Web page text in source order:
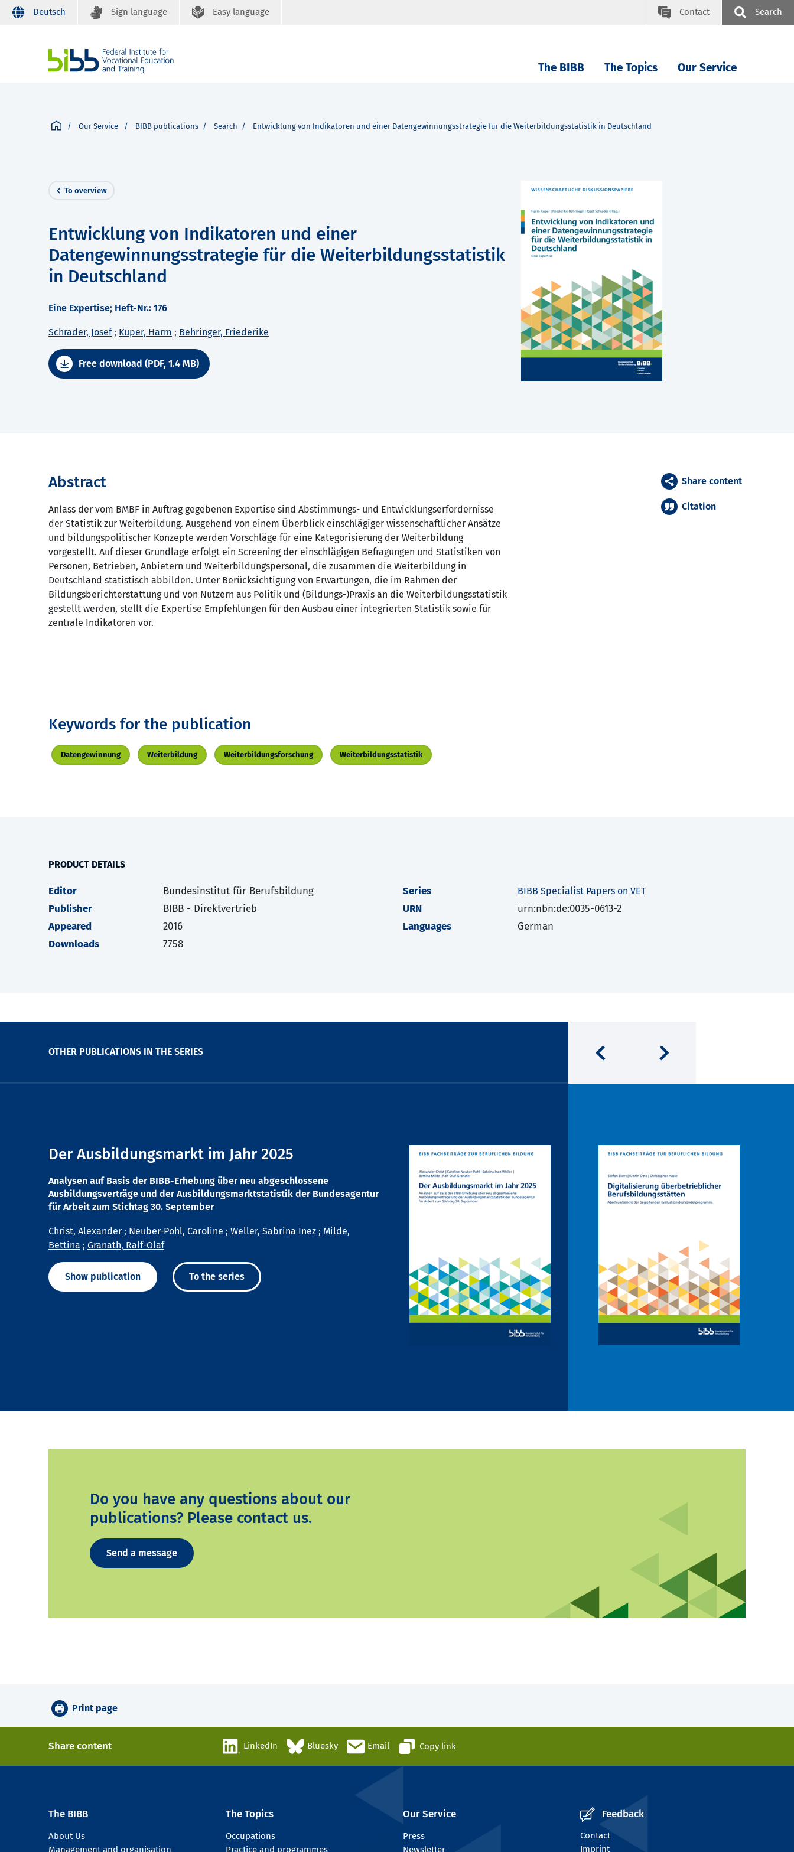
Deutsch Sign language Easy language Contact Search
The BIBB The Topics Our Service
Our Service BIBB publications Search Entwicklung von Indikatoren und einer Datengewinnungsstrategie für die Weiterbildungsstatistik in Deutschland
To overview
Entwicklung von Indikatoren und einer
Datengewinnungsstrategie für die Weiterbildungsstatistik
in Deutschland
Eine Expertise; Heft-Nr.: 176
Schrader, Josef; Kuper, Harm ; Behringer, Friederike
Free download (PDF, 1.4 MB)
Abstract
Anlass der vom BMBF in Auftrag gegebenen Expertise sind Abstimmungs- und Entwicklungserfordernisse
der Statistik zur Weiterbildung. Ausgehend von einem Überblick einschlägiger wissenschaftlicher Ansätze
und bildungspolitischer Konzepte werden Vorschläge für eine Kategorisierung der Weiterbildung
vorgestellt. Auf dieser Grundlage erfolgt ein Screening der einschlägigen Befragungen und Statistiken von
Personen, Betrieben, Anbietern und Weiterbildungspersonal, die zusammen die Weiterbildung in
Deutschland statistisch abbilden. Unter Berücksichtigung von Erwartungen, die im Rahmen der
Bildungsberichterstattung und von Nutzern aus Politik und (Bildungs-)Praxis an die Weiterbildungsstatistik
gestellt werden, stellt die Expertise Empfehlungen für den Ausbau einer integrierten Statistik sowie für
zentrale Indikatoren vor.
Share content
Citation
Keywords for the publication
Datengewinnung Weiterbildung Weiterbildungsforschung Weiterbildungsstatistik
PRODUCT DETAILS
Editor
Bundesinstitut für Berufsbildung
Publisher
BIBB - Direktvertrieb
Appeared
2016
Downloads
7758
Series BIBB Specialist Papers on VET
URN
urn:nbn:de:0035-0613-2
Languages
German
OTHER PUBLICATIONS IN THE SERIES
Der Ausbildungsmarkt im Jahr 2025
Analysen auf Basis der BIBB-Erhebung über neu abgeschlossene
Ausbildungsverträge und der Ausbildungsmarktstatistik der Bundesagentur
für Arbeit zum Stichtag 30. September
Christ, Alexander ; Neuber-Pohl, Caroline ; Weller, Sabrina Inez ; Milde,
Bettina ; Granath, Ralf-Olaf
Show publication To the series
Do you have any questions about our
publications? Please contact us.
Send a message
Print page
Share content LinkedIn Bluesky Email Copy link
The BIBB
About Us
Management and organisation
The Topics
Occupations
Practice and programmes
Our Service
Press
Newsletter
Feedback
Contact
Imprint